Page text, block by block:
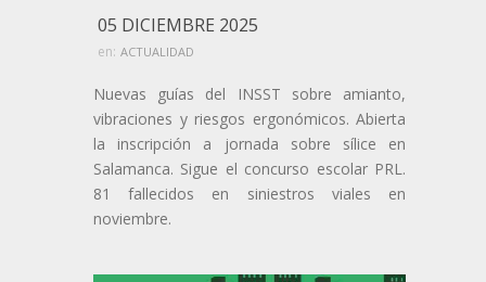
05 DICIEMBRE 2025
en: ACTUALIDAD
Nuevas guías del INSST sobre amianto,
vibraciones y riesgos ergonómicos. Abierta
la inscripción a jornada sobre sílice en
Salamanca. Sigue el concurso escolar PRL.
81 fallecidos en siniestros viales en
noviembre.